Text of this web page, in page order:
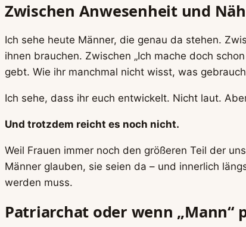
Zwischen Anwesenheit und
Ich sehe heute Männer, die genau da stehen.
ihnen brauchen. Zwischen „Ich mache doch
gebt. Wie ihr manchmal nicht wisst, was
Ich sehe, dass ihr euch entwickelt. Nicht laut.
Und trotzdem reicht es noch nicht.
Weil Frauen immer noch den größeren Teil der
Männer glauben, sie seien da – und innerlich
werden muss.
Patriarchat oder wenn